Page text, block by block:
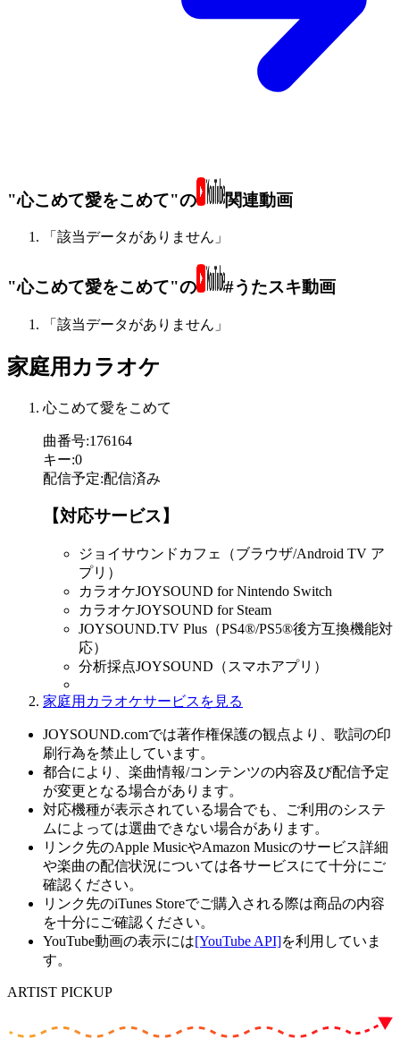
"心こめて愛をこめて"の 関連動画
「該当データがありません」
"心こめて愛をこめて"の #うたスキ動画
「該当データがありません」
家庭用カラオケ
心こめて愛をこめて
曲番号:176164
キー:0
配信予定:配信済み
【対応サービス】
ジョイサウンドカフェ（ブラウザ/Android TV ア
プリ）
カラオケJOYSOUND for Nintendo Switch
カラオケJOYSOUND for Steam
JOYSOUND.TV Plus（PS4®/PS5®後方互換機能対
応）
分析採点JOYSOUND（スマホアプリ）
家庭用カラオケサービスを見る
JOYSOUND.comでは著作権保護の観点より、歌詞の印
刷行為を禁止しています。
都合により、楽曲情報/コンテンツの内容及び配信予定
が変更となる場合があります。
対応機種が表示されている場合でも、ご利用のシステ
ムによっては選曲できない場合があります。
リンク先のApple MusicやAmazon Musicのサービス詳細
や楽曲の配信状況については各サービスにて十分にご
確認ください。
リンク先のiTunes Storeでご購入される際は商品の内容
を十分にご確認ください。
YouTube動画の表示には[YouTube API]を利用していま
す。
ARTIST PICKUP